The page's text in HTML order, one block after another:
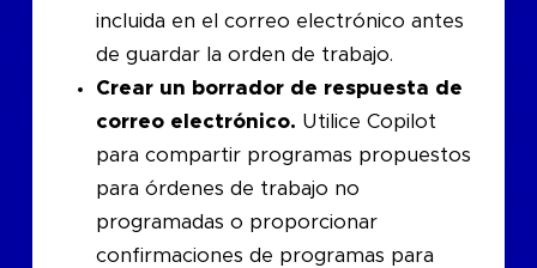
incluida en el correo electrónico antes
de guardar la orden de trabajo.
Crear un borrador de respuesta de
correo electrónico. Utilice Copilot
para compartir programas propuestos
para órdenes de trabajo no
programadas o proporcionar
confirmaciones de programas para